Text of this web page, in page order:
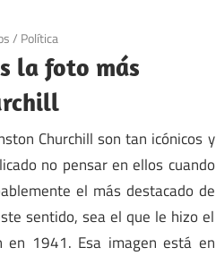
/ Política
la foto más
Churchill son tan icónicos y
no pensar en ellos cuando
el más destacado de
sentido, sea el que le hizo el
en 1941. Esa imagen está en